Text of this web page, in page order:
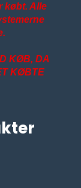
købt. Alle
KØB, DA
KØBTE